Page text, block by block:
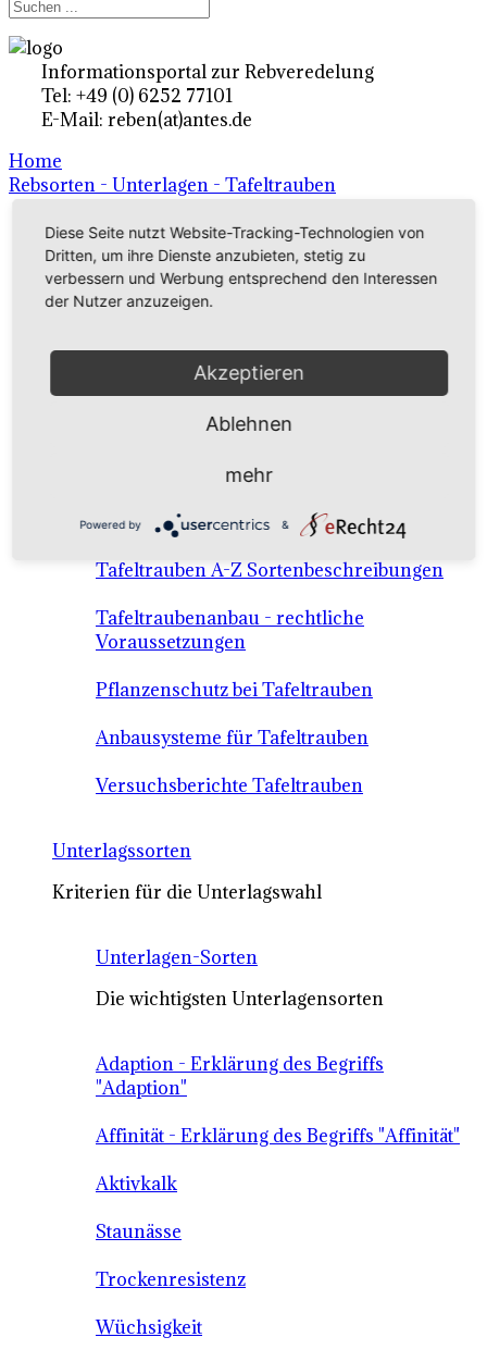
Informationsportal zur Rebveredelung
Tel: +49 (0) 6252 77101
E-Mail: reben(at)antes.de
Home
Rebsorten - Unterlagen - Tafeltrauben
Ertragsrebsorten A-Z
in Deutschland
Rebsorten international
externe Links
Tafeltrauben A-Z Sortenbeschreibungen
Tafeltraubenanbau - rechtliche
Voraussetzungen
Pflanzenschutz bei Tafeltrauben
Anbausysteme für Tafeltrauben
Versuchsberichte Tafeltrauben
Unterlagssorten
Kriterien für die Unterlagswahl
Unterlagen-Sorten
Die wichtigsten Unterlagensorten
Adaption - Erklärung des Begriffs
"Adaption"
Affinität - Erklärung des Begriffs "Affinität"
Aktivkalk
Staunässe
Trockenresistenz
Wüchsigkeit
Diese Seite nutzt Website-Tracking-Technologien von
Dritten, um ihre Dienste anzubieten, stetig zu
verbessern und Werbung entsprechend den Interessen
der Nutzer anzuzeigen.
Akzeptieren
Ablehnen
mehr
Powered by &